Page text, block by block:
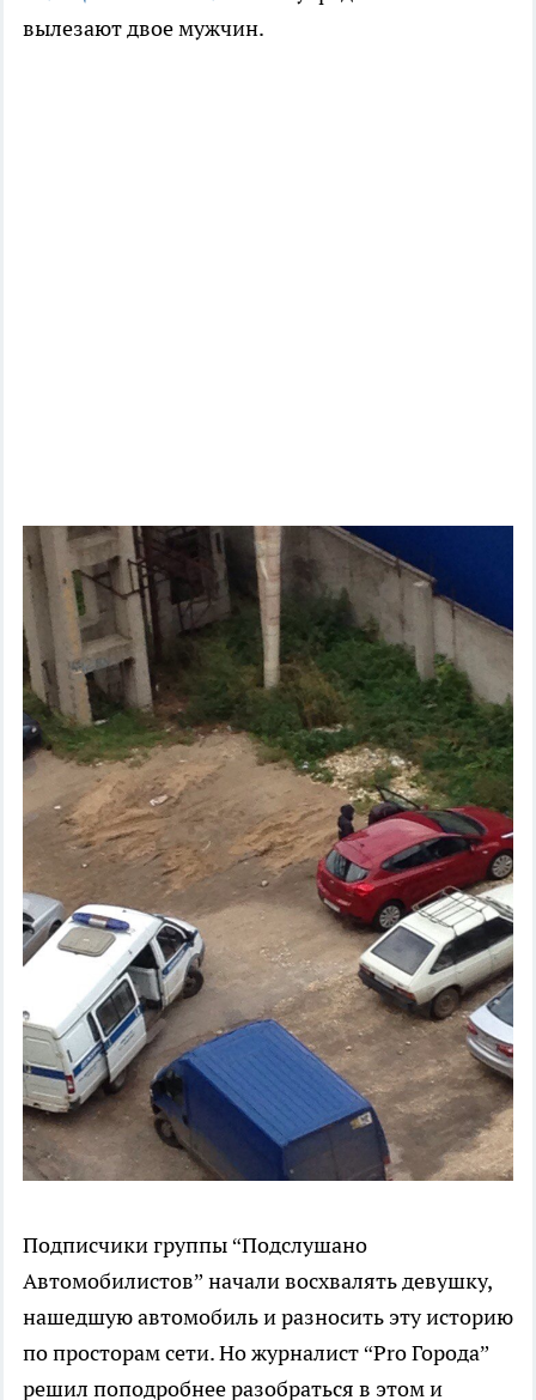
вылезают двое мужчин.
Подписчики группы “Подслушано
Автомобилистов” начали восхвалять девушку,
нашедшую автомобиль и разносить эту историю
по просторам сети. Но журналист “Pro Города”
решил поподробнее разобраться в этом и